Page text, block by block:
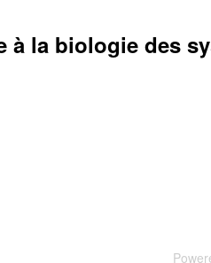
à la biologie des